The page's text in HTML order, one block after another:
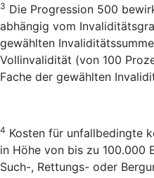
3 Die Progression 500
abhängig vom
gewählten
Vollinvalidität (von 100
Fache der gewählten
4 Kosten für unfallbedingte
in Höhe von bis zu 100.000
Such-, Rettungs- oder